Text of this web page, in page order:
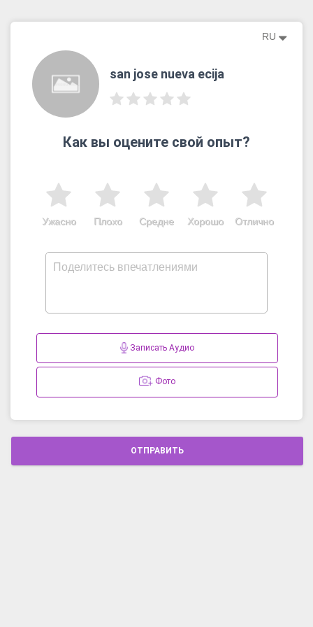
RU
san jose nueva ecija
Как вы оцените свой опыт?
Отлично
Хорошо
Средне
Плохо
Ужасно
Записать Аудио
Фото
ОТПРАВИТЬ